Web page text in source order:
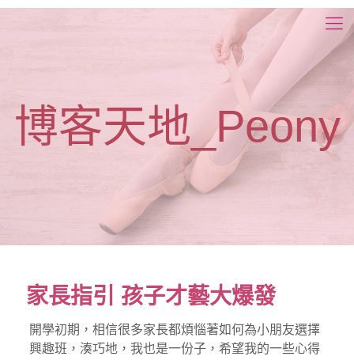
博客天地_Peony
家長指引 孩子才藝大爆發
開學初期，相信很多家長都煩惱著如何為小朋友選擇
興趣班，湊巧地，我也是一份子，希望我的一些心得